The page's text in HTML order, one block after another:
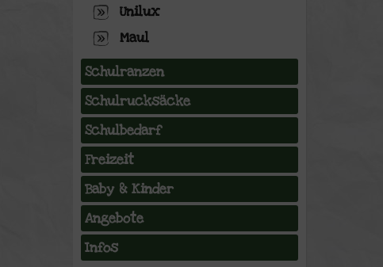
Unilux
Maul
Schulranzen
Schulrucksäcke
Schulbedarf
Freizeit
Baby & Kinder
Angebote
Infos